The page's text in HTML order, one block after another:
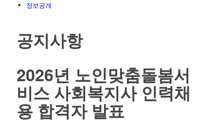
정보공개
공지사항
2026년 노인맞춤돌봄서
비스 사회복지사 인력채
용 합격자 발표